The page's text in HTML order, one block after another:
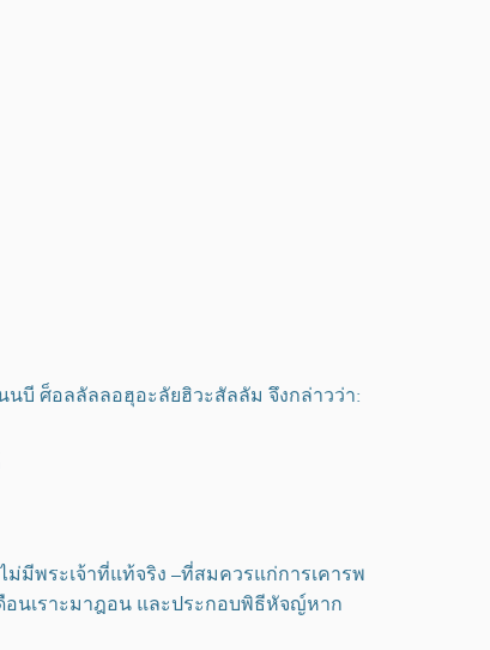
บี ศ็อลลัลลอฮุอะลัยฮิวะสัลลัม จึงกล่าวว่า:
พระเจ้าที่แท้จริง –ที่สมควรแก่การเคารพ
นเราะมาฎอน และประกอบพิธีหัจญ์หาก